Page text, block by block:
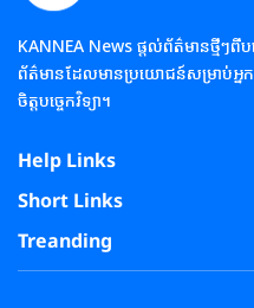
KANNEA News ផ្តល់ព័ត៌មានថ្មីៗពីបច្
ព័ត៌មានដែលមានប្រយោជន៍សម្រាប់អ្នក
ចិត្តបច្ចេកវិទ្យា។
Help Links
Short Links
Treanding